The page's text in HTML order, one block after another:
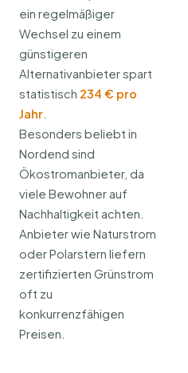
ein regelmäßiger
Wechsel zu einem
günstigeren
Alternativanbieter spart
statistisch 234 € pro
Jahr
Besonders beliebt in
Nordend sind
Ökostromanbieter, da
viele Bewohner auf
Nachhaltigkeit achten.
Anbieter wie Naturstrom
oder Polarstern liefern
zertifizierten Grünstrom
oft zu
konkurrenzfähigen
Preisen.